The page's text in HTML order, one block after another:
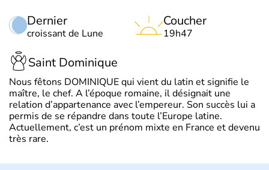
Dernier
croissant de Lune
Coucher
19h47
Saint Dominique
Nous fêtons DOMINIQUE qui vient du latin et signifie le
maître, le chef. A l’époque romaine, il désignait une
relation d’appartenance avec l’empereur. Son succès lui a
permis de se répandre dans toute l’Europe latine.
Actuellement, c’est un prénom mixte en France et devenu
très rare.